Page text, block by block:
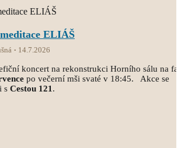
ELIÁŠ
14.7.2026
koncert na rekonstrukci Horního sálu na
po večerní mši svaté v 18:45. Akce se
s Cestou 121 .